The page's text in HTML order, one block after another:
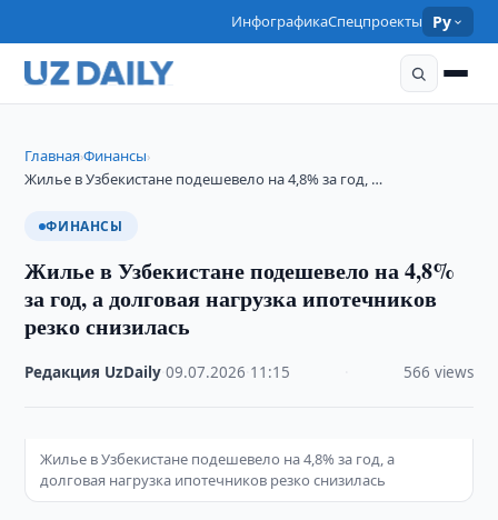
ИнфографикаСпецпроекты Ру
Главная›Финансы›
Жилье в Узбекистане подешевело на 4,8% за год, …
ФИНАНСЫ
Жилье в Узбекистане подешевело на 4,8%
за год, а долговая нагрузка ипотечников
резко снизилась
Редакция UzDaily ·09.07.2026 11:15 566 views
Жилье в Узбекистане подешевело на 4,8% за год, а
долговая нагрузка ипотечников резко снизилась